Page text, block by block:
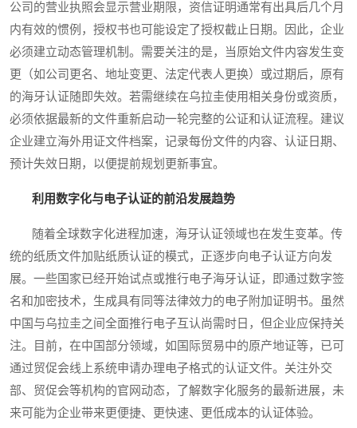
公司的营业执照会显示营业期限，资信证明通常有出具后几个月
内有效的惯例，授权书也可能设定了授权截止日期。因此，企业
必须建立动态管理机制。需要关注的是，当原始文件内容发生变
更（如公司更名、地址变更、法定代表人更换）或过期后，原有
的海牙认证随即失效。若需继续在乌拉圭使用相关身份或资质，
必须依据最新的文件重新启动一轮完整的公证和认证流程。建议
企业建立海外用证文件档案，记录每份文件的内容、认证日期、
预计失效日期，以便提前规划更新事宜。
利用数字化与电子认证的前沿发展趋势
随着全球数字化进程加速，海牙认证领域也在发生变革。传
统的纸质文件加贴纸质认证的模式，正逐步向电子认证方向发
展。一些国家已经开始试点或推行电子海牙认证，即通过数字签
名和加密技术，生成具有同等法律效力的电子附加证明书。虽然
中国与乌拉圭之间全面推行电子互认尚需时日，但企业应保持关
注。目前，在中国部分领域，如国际贸易中的原产地证等，已可
通过贸促会线上系统申请办理电子格式的认证文件。关注外交
部、贸促会等机构的官网动态，了解数字化服务的最新进展，未
来可能为企业带来更便捷、更快速、更低成本的认证体验。